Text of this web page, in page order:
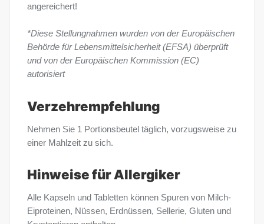
angereichert!
*Diese Stellungnahmen wurden von der Europäischen
Behörde für Lebensmittelsicherheit (EFSA) überprüft
und von der Europäischen Kommission (EC)
autorisiert
Verzehrempfehlung
Nehmen Sie 1 Portionsbeutel täglich, vorzugsweise zu
einer Mahlzeit zu sich.
Hinweise für Allergiker
Alle Kapseln und Tabletten können Spuren von Milch-
Eiproteinen, Nüssen, Erdnüssen, Sellerie, Gluten und